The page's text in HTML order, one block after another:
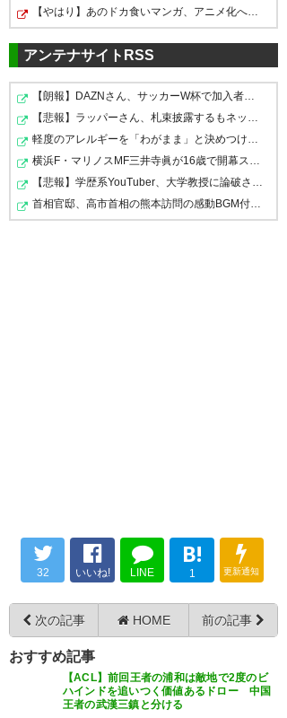
長距離遠征アウェイの試合で後
半スタミナ切れするのは想定内
だよ。前半のうちに点を取って
勝てなかったのは残念だけど、
最低限の決勝T進出を決めたのは
立派だよ。#urawareds
? 韋駄天 (idaten17)2016, 4月
20
よく闘いきった！2008年以来の
興奮を、再び！！ #urawareds
? akair21 (Presto0255) 2016, 4
月 20
? 屋久リッチョ (yakuriccio)
2016, 4月 20
シドニーの地で最低限の目標が
果たせました。 これで心置きな
く武藤敬司さんをお迎えできま
すね！ #urawareds
お疲れ、レッズ??
https://t.co/hIIGqW2dbv
? カオリン (Balliamo26)2016, 4
月 20
アンテナサイトRSS
32 いいね! LINE
B!
1 更新通知
次の記事 HOME 前の記事
おすすめ記事
【ACL】前回王者の浦和は敵地で2度のビ
ハインドを追いつく価値あるドロー 中国
王者の武漢三鎮と分ける